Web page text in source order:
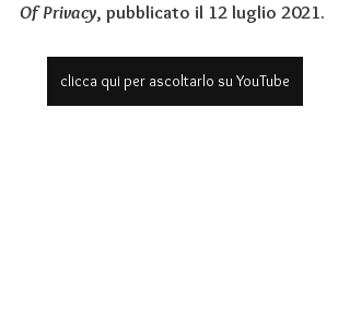
Of Privacy, pubblicato il 12 luglio 2021.
clicca qui per ascoltarlo su YouTube